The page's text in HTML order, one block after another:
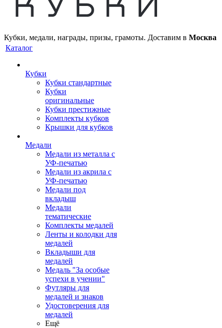
Кубки, медали, награды, призы, грамоты. Доставим в Москва
Каталог
Кубки
Кубки стандартные
Кубки
оригинальные
Кубки престижные
Комплекты кубков
Крышки для кубков
Медали
Медали из металла с
УФ-печатью
Медали из акрила с
УФ-печатью
Медали под
вкладыш
Медали
тематические
Комплекты медалей
Ленты и колодки для
медалей
Вкладыши для
медалей
Медаль "За особые
успехи в учении"
Футляры для
медалей и знаков
Удостоверения для
медалей
Ещё